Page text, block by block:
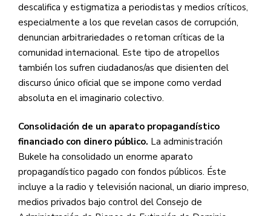
descalifica y estigmatiza a periodistas y medios críticos,
especialmente a los que revelan casos de corrupción,
denuncian arbitrariedades o retoman críticas de la
comunidad internacional. Este tipo de atropellos
también los sufren ciudadanos/as que disienten del
discurso único oficial que se impone como verdad
absoluta en el imaginario colectivo.
Consolidación de un aparato propagandístico
financiado con dinero público. La administración
Bukele ha consolidado un enorme aparato
propagandístico pagado con fondos públicos. Éste
incluye a la radio y televisión nacional, un diario impreso,
medios privados bajo control del Consejo de